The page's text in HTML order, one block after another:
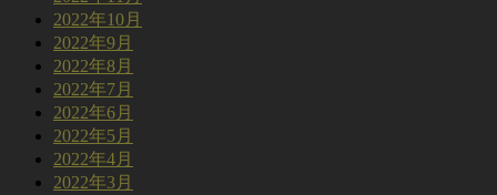
2022年10月
2022年9月
2022年8月
2022年7月
2022年6月
2022年5月
2022年4月
2022年3月